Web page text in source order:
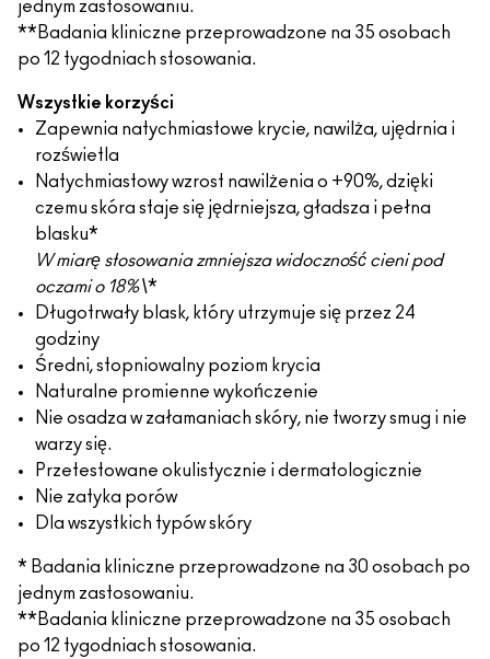
jednym zastosowaniu.
**Badania kliniczne przeprowadzone na 35 osobach
po 12 tygodniach stosowania.
Wszystkie korzyści
Zapewnia natychmiastowe krycie, nawilża, ujędrnia i
rozświetla
Natychmiastowy wzrost nawilżenia o +90%, dzięki
czemu skóra staje się jędrniejsza, gładsza i pełna
blasku*
W miarę stosowania zmniejsza widoczność cieni pod
oczami o 18%\*
Długotrwały blask, który utrzymuje się przez 24
godziny
Średni, stopniowalny poziom krycia
Naturalne promienne wykończenie
Nie osadza w załamaniach skóry, nie tworzy smug i nie
warzy się.
Przetestowane okulistycznie i dermatologicznie
Nie zatyka porów
Dla wszystkich typów skóry
* Badania kliniczne przeprowadzone na 30 osobach po
jednym zastosowaniu.
**Badania kliniczne przeprowadzone na 35 osobach
po 12 tygodniach stosowania.